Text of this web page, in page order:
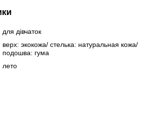
для дівчаток
верх: экокожа/ стелька: натуральная кожа/
подошва: гума
лето